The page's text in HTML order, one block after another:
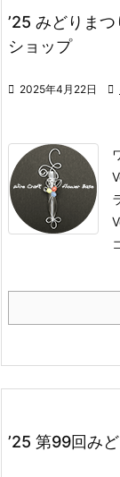
’25 みどりま
ショップ
 2025年4月22日 
’25 第99回み